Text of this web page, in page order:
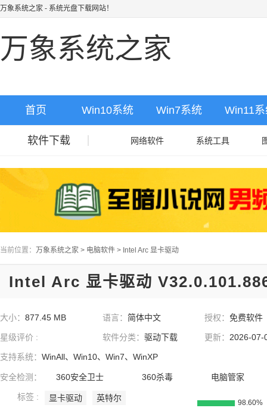
万象系统之家 - 系统光盘下载网站！
万象系统之家
首页 Win10系统 Win7系统 Win11
软件下载 网络软件 系统工具
当前位置： 万象系统之家 > 电脑软件 > Intel Arc 显卡驱动
Intel Arc 显卡驱动
大小： 877.45 MB 语言： 简体中文 授权：免费软件
星级评价 : 软件分类： 驱动下载 更新： 2026-07-
支持系统： WinAll、Win10、Win7、WinXP
安全检测： 360安全卫士 360杀毒 电脑管家
标签 : 显卡驱动 英特尔 98.60%